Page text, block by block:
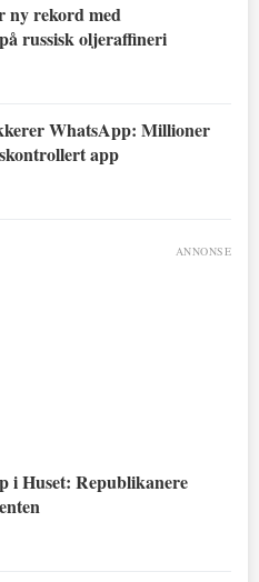
ny rekord med
russisk oljeraffineri
WhatsApp: Millioner
app
ANNONSE
i Huset: Republikanere